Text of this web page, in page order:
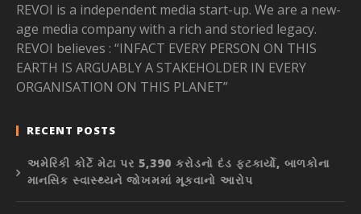
REVOI is a independent media start-up. We are a new-
age media company with a rich and storied legacy.
REVOI believes : “INFACT EVERY PERSON ON THIS
EARTH IS ARGUABLY A STAKEHOLDER IN EVERY
ORGANISATION ON THIS PLANET”
RECENT POSTS
અમેરિકી કોર્ટે મેટા પર 5,390 કરોડનો દંડ ફટકાર્યો, બાળકોના
માનસિક સ્વાસ્થ્યને જોખમમાં મૂકવાનો આરોપ